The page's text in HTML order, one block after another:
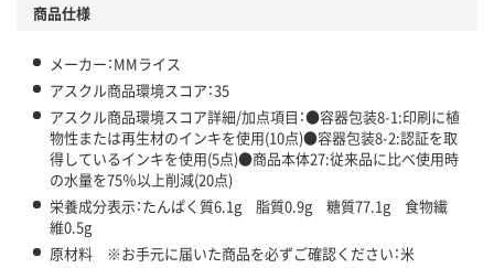
商品仕様
メーカー：MMライス
アスクル商品環境スコア：35
アスクル商品環境スコア詳細/加点項目：●容器包装8-1:印刷に植
物性または再生材のインキを使用(10点)●容器包装8-2:認証を取
得しているインキを使用(5点)●商品本体27:従来品に比べ使用時
の水量を75％以上削減(20点)
栄養成分表示：たんぱく質6.1g 脂質0.9g 糖質77.1g 食物繊
維0.5g
原材料 ※お手元に届いた商品を必ずご確認ください：米